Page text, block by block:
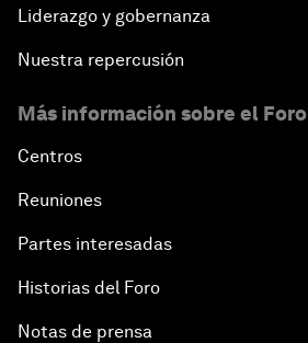
Liderazgo y gobernanza
Nuestra repercusión
Más información sobre el Foro
Centros
Reuniones
Partes interesadas
Historias del Foro
Notas de prensa